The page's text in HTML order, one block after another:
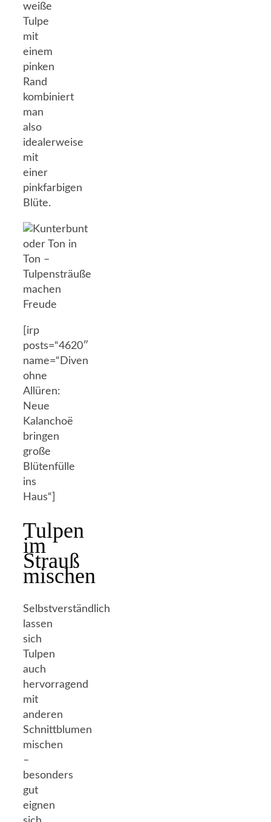
weiße
Tulpe
mit
einem
pinken
Rand
kombiniert
man
also
idealerweise
mit
einer
pinkfarbigen
Blüte.
[irp
posts=“4620″
name=“Diven
ohne
Allüren:
Neue
Kalanchoë
bringen
große
Blütenfülle
ins
Haus“]
Tulpen
im
Strauß
mischen
Selbstverständlich
lassen
sich
Tulpen
auch
hervorragend
mit
anderen
Schnittblumen
mischen
–
besonders
gut
eignen